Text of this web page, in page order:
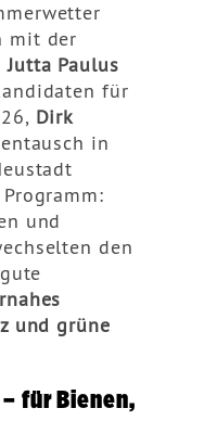
mit der
Jutta Paulus
für
Dirk
in
und
den
und grüne
für Bienen,